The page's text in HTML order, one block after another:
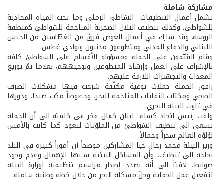
مشاركة شاملة
تشمل أعمال التنظيفات الشاطئ الرملي وما تحت المياه المحاذية
للشواطئ، وكذلك تنظيف التلال الصخرية المتاخمة للشواطئ كمنطقة
الروشة. وقد شارك في أعمال الغوص فرق من الغطّاسين من الجيش
اللبناني والدفاع المدني ومتطوعون مدنيون ونوادي غطس.
وقام القيّمون على الحملة ومسؤولو الأقسام على الشواطئ كافة
بالإشراف على العمل وإرشاد المتطوعين وتوجيههم، بعدما تمّ توزيع
المعدات والتجهيزات اللازمة عليهم.
رافق الحملة حملات توعية مكثّفة شرحت فيها مشكلات الصرف
الصحي ومكبّات النفايات المتاخمة للبحر، وخصوصاً مكب صيدا، ودورها
في تلوث البيئة البحري.
ولفت رئيس إتحاد كشاف لبنان كمال فخر في كلمته الى أن الحملة
تسعى الى تنظيف الشواطئ من الملوّثات لتعود كما كانت بالأمس
لؤلؤة العالم سحراً وجمالاً.
وزير البيئة محمد رحال حيا المشاركين موضحاً أن أموراً كثيرة في البلد
بحاجة الى تنظيف، وأن المشاكل البيئية سببها الإهمال وعدم وجود
ضوابط، لافتاً الى أنه بصدد إصدار مراسيم تنظيمية لوزارة البيئة
لتفعيل عمل الحماية وحلّ مشكلة البحر من خلال خطة وطنية شاملة.